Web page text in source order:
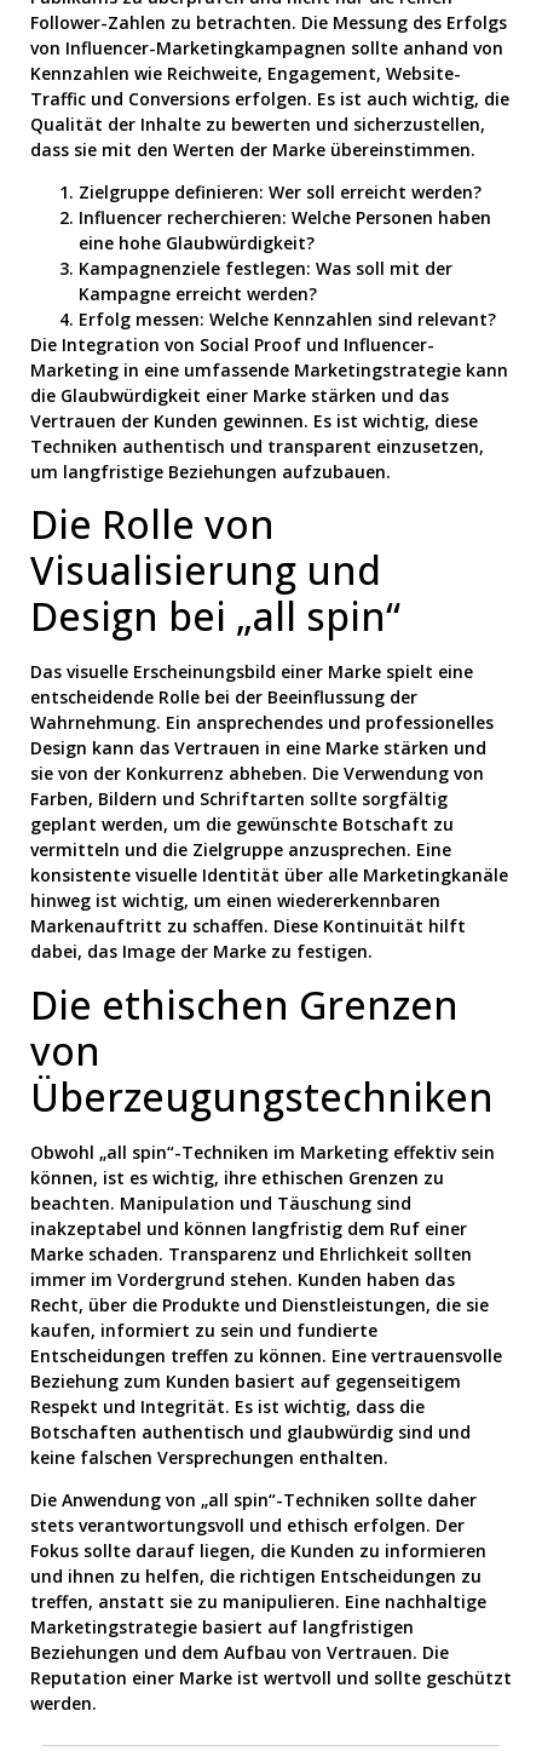
Follower-Zahlen zu betrachten. Die Messung des Erfolgs
von Influencer-Marketingkampagnen sollte anhand von
Kennzahlen wie Reichweite, Engagement, Website-
Traffic und Conversions erfolgen. Es ist auch wichtig, die
Qualität der Inhalte zu bewerten und sicherzustellen,
dass sie mit den Werten der Marke übereinstimmen.
Zielgruppe definieren: Wer soll erreicht werden?
Influencer recherchieren: Welche Personen haben
eine hohe Glaubwürdigkeit?
Kampagnenziele festlegen: Was soll mit der
Kampagne erreicht werden?
Erfolg messen: Welche Kennzahlen sind relevant?
Die Integration von Social Proof und Influencer-
Marketing in eine umfassende Marketingstrategie kann
die Glaubwürdigkeit einer Marke stärken und das
Vertrauen der Kunden gewinnen. Es ist wichtig, diese
Techniken authentisch und transparent einzusetzen,
um langfristige Beziehungen aufzubauen.
Die Rolle von
Visualisierung und
Design bei „all spin“
Das visuelle Erscheinungsbild einer Marke spielt eine
entscheidende Rolle bei der Beeinflussung der
Wahrnehmung. Ein ansprechendes und professionelles
Design kann das Vertrauen in eine Marke stärken und
sie von der Konkurrenz abheben. Die Verwendung von
Farben, Bildern und Schriftarten sollte sorgfältig
geplant werden, um die gewünschte Botschaft zu
vermitteln und die Zielgruppe anzusprechen. Eine
konsistente visuelle Identität über alle Marketingkanäle
hinweg ist wichtig, um einen wiedererkennbaren
Markenauftritt zu schaffen. Diese Kontinuität hilft
dabei, das Image der Marke zu festigen.
Die ethischen Grenzen
von
Überzeugungstechniken
Obwohl „all spin“-Techniken im Marketing effektiv sein
können, ist es wichtig, ihre ethischen Grenzen zu
beachten. Manipulation und Täuschung sind
inakzeptabel und können langfristig dem Ruf einer
Marke schaden. Transparenz und Ehrlichkeit sollten
immer im Vordergrund stehen. Kunden haben das
Recht, über die Produkte und Dienstleistungen, die sie
kaufen, informiert zu sein und fundierte
Entscheidungen treffen zu können. Eine vertrauensvolle
Beziehung zum Kunden basiert auf gegenseitigem
Respekt und Integrität. Es ist wichtig, dass die
Botschaften authentisch und glaubwürdig sind und
keine falschen Versprechungen enthalten.
Die Anwendung von „all spin“-Techniken sollte daher
stets verantwortungsvoll und ethisch erfolgen. Der
Fokus sollte darauf liegen, die Kunden zu informieren
und ihnen zu helfen, die richtigen Entscheidungen zu
treffen, anstatt sie zu manipulieren. Eine nachhaltige
Marketingstrategie basiert auf langfristigen
Beziehungen und dem Aufbau von Vertrauen. Die
Reputation einer Marke ist wertvoll und sollte geschützt
werden.